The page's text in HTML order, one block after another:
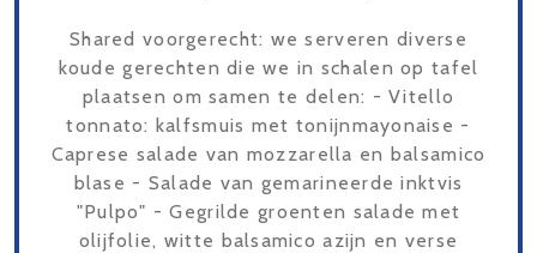
Shared voorgerecht: we serveren diverse
koude gerechten die we in schalen op tafel
plaatsen om samen te delen: - Vitello
tonnato: kalfsmuis met tonijnmayonaise -
Caprese salade van mozzarella en balsamico
blase - Salade van gemarineerde inktvis
"Pulpo" - Gegrilde groenten salade met
olijfolie, witte balsamico azijn en verse